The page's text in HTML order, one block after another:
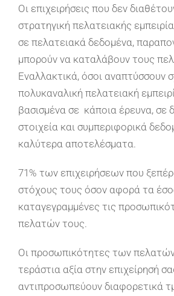
Οι επιχειρήσεις που δεν
στρατηγική πελατειακής
σε πελατειακά δεδομένα,
μπορούν να καταλάβουν τους
Εναλλακτικά, όσοι αναπτύσσουν
πολυκαναλική πελατειακή
βασισμένα σε κάποια έρευνα, σε
στοιχεία και συμπεριφορικά
καλύτερα αποτελέσματα.
71% των επιχειρήσεων που
στόχους τους όσον αφορά τα
καταγεγραμμένες τις
πελατών τους.
Οι προσωπικότητες των
τεράστια αξία στην επιχείρησή
αντιπροσωπεύουν διαφορετικά